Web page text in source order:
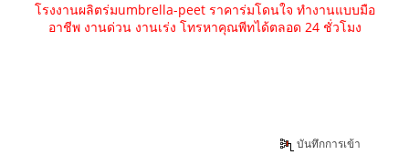
โรงงานผลิตร่มumbrella-peet ราคาร่มโดนใจ ทำงานแบบมือ
อาชีพ งานด่วน งานเร่ง โทรหาคุณพีทได้ตลอด 24 ชั่วโมง
บันทึกการเข้า